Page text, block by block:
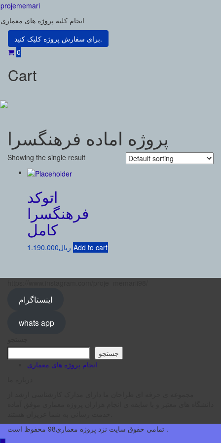
Skip
content
projememari
انجام کلیه پروژه های معماری
برای سفارش پروژه کلیک کنید.
0
Cart
پروژه اماده فرهنگسرا
Showing the single result
اتوکد
فرهنگسرا
کامل
ریال1.190.000 Add to cart
اینستاگرام
whats app
جستجو
انجام پروژه های معماری
تمامی حقوق سایت نزد پروژه معماری98 محفوظ است .